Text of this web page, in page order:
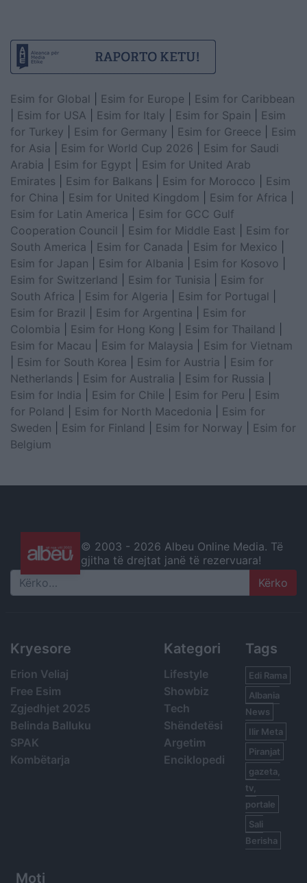
Esim for Global Esim for Europe
Esim for Caribbean
Esim for USA Esim for Italy Esim for Spain
Esim
for Turkey
Esim for Germany Esim for Greece
Esim
for Asia
Esim for World Cup 2026
Esim for Saudi
Arabia
Esim for Egypt
Esim for United Arab
Emirates
Esim for Balkans Esim for Morocco
Esim
for China
Esim for United Kingdom Esim for Africa
Esim for Latin America
Esim for GCC Gulf
Cooperation Council
Esim for Middle East
Esim for
South America
Esim for Canada Esim for Mexico
Esim for Japan
Esim for Albania Esim for Kosovo
Esim for Switzerland
Esim for Tunisia
Esim for
South Africa
Esim for Algeria Esim for Portugal
Esim for Brazil
Esim for Argentina
Esim for
Colombia
Esim for Hong Kong Esim for Thailand
Esim for Macau
Esim for Malaysia
Esim for Vietnam
Esim for South Korea Esim for Austria
Esim for
Netherlands
Esim for Australia Esim for Russia
Esim for India
Esim for Chile Esim for Peru
Esim
for Poland
Esim for North Macedonia
Esim for
Sweden
Esim for Finland Esim for Norway
Esim for
Belgium
© 2003 - 2026 Albeu Online Media. Të
gjitha të drejtat janë të rezervuara!
Search
Kryesore
Erion Veliaj
Free Esim
Zgjedhjet 2025
Belinda Balluku
SPAK
Kombëtarja
Kategori
Lifestyle
Showbiz
Tech
Shëndetësi
Argetim
Enciklopedi
Tags
Edi Rama
Albania
News
Ilir Meta
Piranjat
gazeta,
tv,
portale
Sali
Berisha
Moti